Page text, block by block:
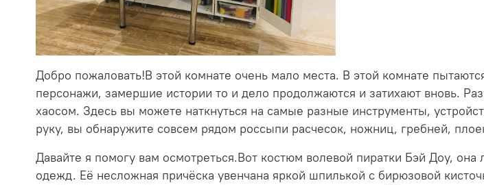
Добро пожаловать!В этой комнате очень мало места. В этой комнате
персонажи, замершие истории то и дело продолжаются и затихают вновь.
хаосом. Здесь вы можете наткнуться на самые разные инструменты,
руку, вы обнаружите совсем рядом россыпи расчесок, ножниц, гребней,
Давайте я помогу вам осмотреться.Вот костюм волевой пиратки Бэй Доу,
одежд. Её несложная причёска увенчана яркой шпилькой с бирюзовой